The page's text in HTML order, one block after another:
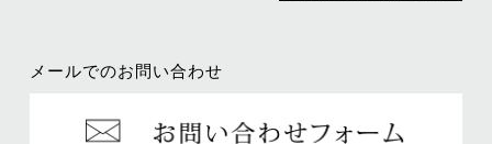
メールでのお問い合わせ